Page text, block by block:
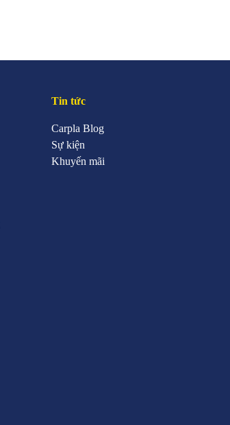
Tin tức
Carpla Blog
Sự kiện
Khuyến mãi